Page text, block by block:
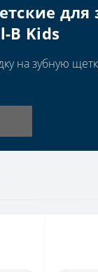
для
B Kids
на зубную